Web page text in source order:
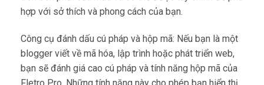
hợp với sở thích và phong cách của bạn.
Công cụ đánh dấu cú pháp và hộp mã: Nếu bạn là một
blogger viết về mã hóa, lập trình hoặc phát triển web,
bạn sẽ đánh giá cao cú pháp và tính năng hộp mã của